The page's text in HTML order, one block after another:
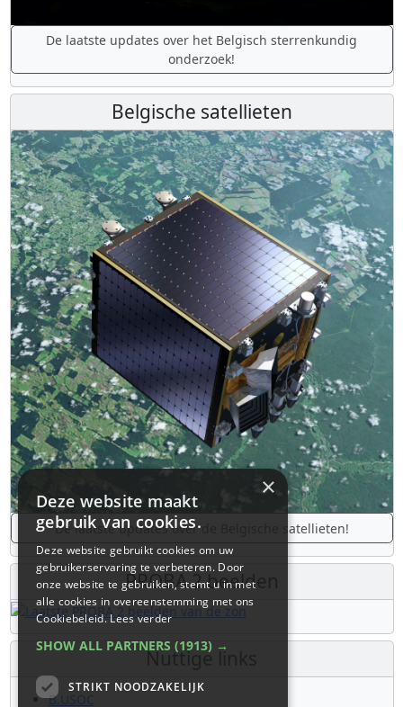
De laatste updates over het Belgisch sterrenkundig
onderzoek!
Belgische satellieten
De laatste updates over de Belgische satellieten!
PROBA 2 beelden
Nuttige links
B.USOC
×
Deze website maakt
gebruik van cookies.
Deze website gebruikt cookies om uw
gebruikerservaring te verbeteren. Door
onze website te gebruiken, stemt u in met
alle cookies in overeenstemming met ons
Cookiebeleid.Lees verder
SHOW ALL PARTNERS (1913) →
STRIKT NOODZAKELIJK